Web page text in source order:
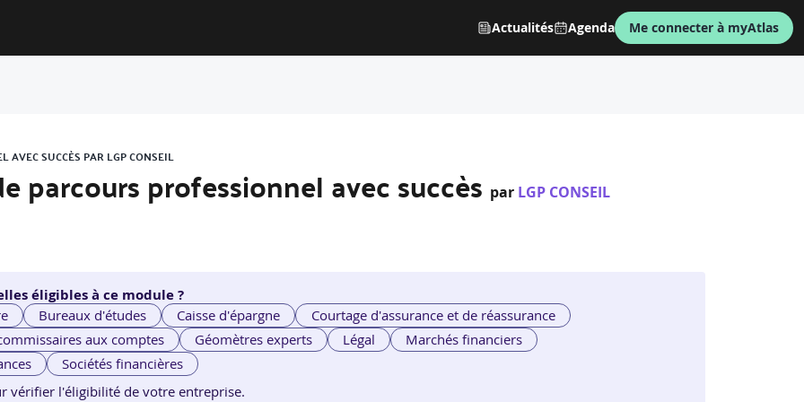
Actualités Agenda Me connecter à myAtlas
AVEC SUCCÈS PAR LGP CONSEIL
parcours professionnel avec succès par LGP CONSEIL
éligibles à ce module ?
Bureaux d'études Caisse d'épargne
Courtage d'assurance et de réassurance
aux comptes Géomètres experts Légal
Marchés financiers
Sociétés financières
vérifier l'éligibilité de votre entreprise.